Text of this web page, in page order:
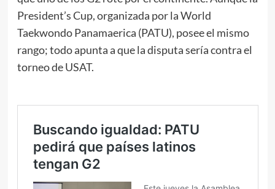
President’s Cup, organizada por la World
Taekwondo Panamaerica (PATU), posee el mismo
rango; todo apunta a que la disputa sería contra el
torneo de USAT.